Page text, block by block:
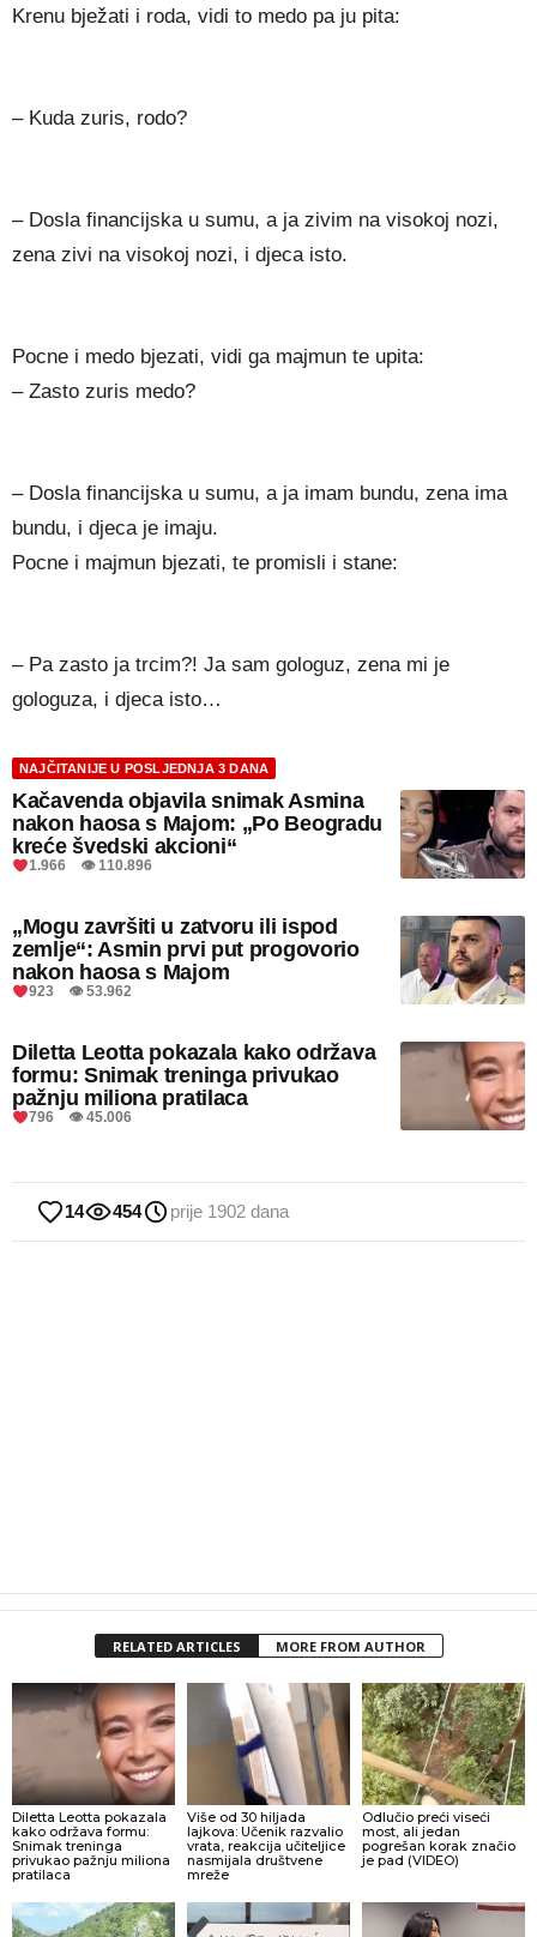
Krenu bježati i roda, vidi to medo pa ju pita:
– Kuda zuris, rodo?
– Dosla financijska u sumu, a ja zivim na visokoj nozi,
zena zivi na visokoj nozi, i djeca isto.
Pocne i medo bjezati, vidi ga majmun te upita:
– Zasto zuris medo?
– Dosla financijska u sumu, a ja imam bundu, zena ima
bundu, i djeca je imaju.
Pocne i majmun bjezati, te promisli i stane:
– Pa zasto ja trcim?! Ja sam gologuz, zena mi je
gologuza, i djeca isto…
NAJČITANIJE U POSLJEDNJA 3 DANA
Kačavenda objavila snimak Asmina
nakon haosa s Majom: „Po Beogradu
kreće švedski akcioni“
1.966 👁 110.896
„Mogu završiti u zatvoru ili ispod
zemlje“: Asmin prvi put progovorio
nakon haosa s Majom
923 👁 53.962
Diletta Leotta pokazala kako održava
formu: Snimak treninga privukao
pažnju miliona pratilaca
796 👁 45.006
14 454 prije 1902 dana
RELATED ARTICLES MORE FROM AUTHOR
Diletta Leotta pokazala
kako održava formu:
Snimak treninga
privukao pažnju miliona
pratilaca
Više od 30 hiljada
lajkova: Učenik razvalio
vrata, reakcija učiteljice
nasmijala društvene
mreže
Odlučio preći viseći
most, ali jedan
pogrešan korak značio
je pad (VIDEO)